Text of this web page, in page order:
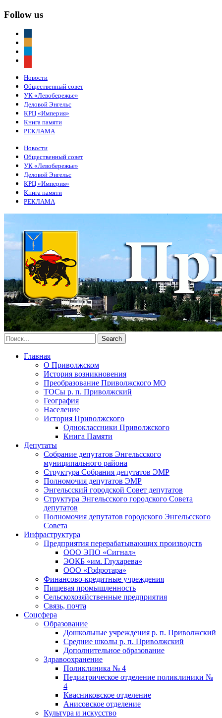
Follow us
Новости
Общественный совет
УК «Левобережье»
Деловой Энгельс
КРЦ «Империя»
Книга памяти
РЕКЛАМА
Новости
Общественный совет
УК «Левобережье»
Деловой Энгельс
КРЦ «Империя»
Книга памяти
РЕКЛАМА
Главная
О Приволжском
История возникновения
Преобразование Приволжского МО
ТОСы р. п. Приволжский
География
Население
История Приволжского
Одноклассники Приволжского
Книга Памяти
Депутаты
Собрание депутатов Энгельсского
муниципального района
Структура Собрания депутатов ЭМР
Полномочия депутатов ЭМР
Энгельсский городской Совет депутатов
Структура Энгельсского городского Совета
депутатов
Полномочия депутатов городского Энгельсского
Совета
Инфраструктура
Предприятия перерабатывающих производств
ООО ЭПО «Сигнал»
ЭОКБ «им. Глухарева»
ООО «Гофротара»
Финансово-кредитные учреждения
Пищевая промышленность
Сельскохозяйственные предприятия
Связь, почта
Соцсфера
Образование
Дошкольные учреждения р. п. Приволжский
Средние школы р. п. Приволжский
Дополнительное образование
Здравоохранение
Поликлиника № 4
Педиатрическое отделение поликлиники №
4
Квасниковское отделение
Анисовское отделение
Культура и искусство